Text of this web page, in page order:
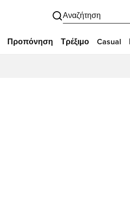
Αναζήτηση
Προπόνηση Τρέξιμο Casual